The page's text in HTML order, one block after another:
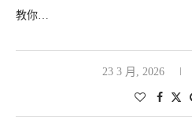
教你…
23 3 月, 2026